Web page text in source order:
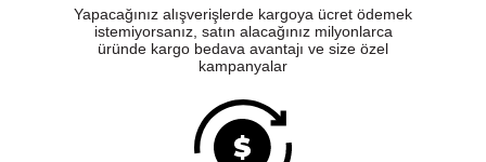
Yapacağınız alışverişlerde kargoya ücret ödemek
istemiyorsanız, satın alacağınız milyonlarca
üründe kargo bedava avantajı ve size özel
kampanyalar